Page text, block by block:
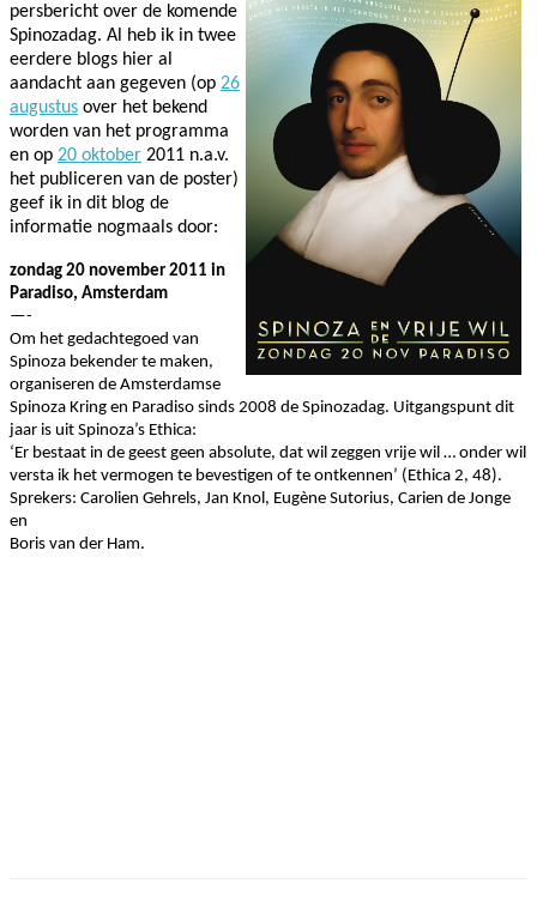
persbericht over de komende
Spinozadag. Al heb ik in twee
eerdere blogs hier al
aandacht aan gegeven (op 26
augustus over het bekend
worden van het programma
en op 20 oktober 2011 n.a.v.
het publiceren van de poster)
geef ik in dit blog de
informatie nogmaals door:
zondag 20 november 2011 in
Paradiso, Amsterdam
—-
Om het gedachtegoed van
Spinoza bekender te maken,
organiseren de Amsterdamse
Spinoza Kring en Paradiso sinds 2008 de Spinozadag. Uitgangspunt dit
jaar is uit Spinoza’s Ethica:
‘Er bestaat in de geest geen absolute, dat wil zeggen vrije wil … onder wil
versta ik het vermogen te bevestigen of te ontkennen’ (Ethica 2, 48).
Sprekers: Carolien Gehrels, Jan Knol, Eugène Sutorius, Carien de Jonge
en
Boris van der Ham.